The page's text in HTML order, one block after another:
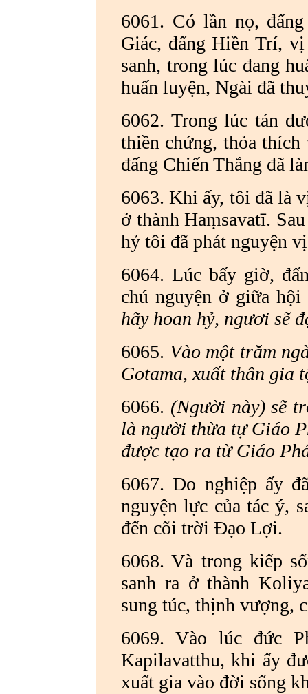
6061. Có lần nọ,
Giác, đấng Hiền Trí,
sanh, trong lúc đang
huấn luyện, Ngài đã
6062. Trong lúc tán
thiền chứng, thỏa
đấng Chiến Thắng đã
6063. Khi ấy, tôi đã là
ở thành Haṃsavatī.
hỷ tôi đã phát nguyện
6064. Lúc bấy giờ,
chú nguyện ở giữa hội
hãy hoan hỷ, ngươi sẽ
6065. Vào một trăm
Gotama, xuất thân gia
6066. (Người này) sẽ
là người thừa tự Giáo
được tạo ra từ Giáo
6067. Do nghiệp ấy
nguyện lực của tác ý,
đến cõi trời Đạo Lợi.
6068. Và trong kiếp
sanh ra ở thành
sung túc, thịnh vượng,
6069. Vào lúc đức
Kapilavatthu, khi ấy
xuất gia vào đời sống